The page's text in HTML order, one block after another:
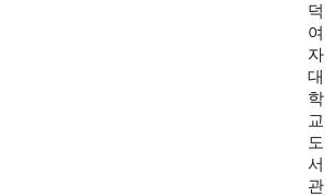
덕
여
자
대
학
교
도
서
관